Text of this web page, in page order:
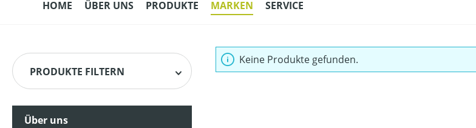
HOME ÜBER UNS PRODUKTE MARKEN SERVICE
PRODUKTE FILTERN
Über uns
Keine Produkte gefunden.